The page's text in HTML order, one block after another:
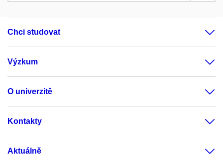
Chci studovat
Výzkum
O univerzitě
Kontakty
Aktuálně